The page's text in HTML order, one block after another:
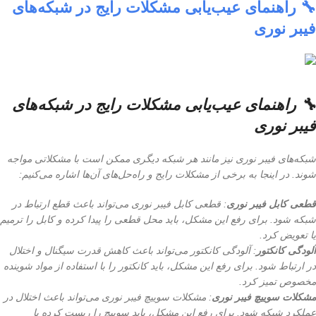
🔧 راهنمای عیب‌یابی مشکلات رایج در شبکه‌های
فیبر نوری
🔧 راهنمای عیب‌یابی مشکلات رایج در شبکه‌های
فیبر نوری
شبکه‌های فیبر نوری نیز مانند هر شبکه دیگری ممکن است با مشکلاتی مواجه
شوند. در اینجا به برخی از مشکلات رایج و راه‌حل‌های آن‌ها اشاره می‌کنیم:
قطعی کابل فیبر نوری: قطعی کابل فیبر نوری می‌تواند باعث قطع ارتباط در
شبکه شود. برای رفع این مشکل، باید محل قطعی را پیدا کرده و کابل را ترمیم
یا تعویض کرد.
آلودگی کانکتور : آلودگی کانکتور می‌تواند باعث کاهش قدرت سیگنال و اختلال
در ارتباط شود. برای رفع این مشکل، باید کانکتور را با استفاده از مواد شوینده
مخصوص تمیز کرد.
مشکلات سوییچ فیبر نوری: مشکلات سوییچ فیبر نوری می‌تواند باعث اختلال در
عملکرد شبکه شود. برای رفع این مشکل، باید سوییچ را ریست کرده یا